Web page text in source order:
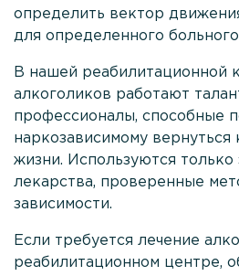
определить вектор
для определенного
В нашей реабилитационной
алкоголиков работают
профессионалы, способные
наркозависимому вернуться
жизни. Используются
лекарства, проверенные
зависимости.
Если требуется лечение
реабилитационном центре,